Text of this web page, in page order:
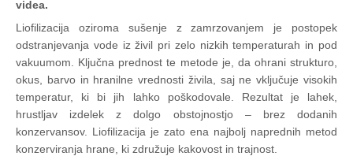
videa.
Liofilizacija oziroma sušenje z zamrzovanjem je postopek
odstranjevanja vode iz živil pri zelo nizkih temperaturah in pod
vakuumom. Ključna prednost te metode je, da ohrani strukturo,
okus, barvo in hranilne vrednosti živila, saj ne vključuje visokih
temperatur, ki bi jih lahko poškodovale. Rezultat je lahek,
hrustljav izdelek z dolgo obstojnostjo – brez dodanih
konzervansov. Liofilizacija je zato ena najbolj naprednih metod
konzerviranja hrane, ki združuje kakovost in trajnost.